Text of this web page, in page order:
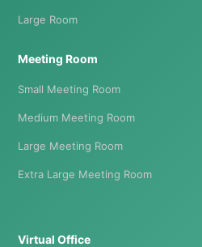
Large Room
Meeting Room
Small Meeting Room
Medium Meeting Room
Large Meeting Room
Extra Large Meeting Room
Virtual Office